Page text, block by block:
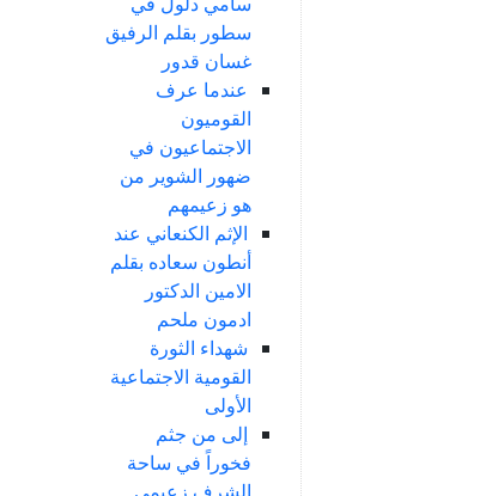
سطور بقلم الرفيق
غسان قدور
عندما عرف
القوميون
الاجتماعيون في
ضهور الشوير من
هو زعيمهم
الإثم الكنعاني عند
أنطون سعاده بقلم
الامين الدكتور
ادمون ملحم
شهداء الثورة
القومية الاجتماعية
الأولى
إلى من جثم
فخوراً في ساحة